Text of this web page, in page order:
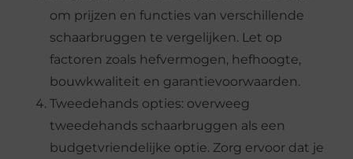
om prijzen en functies van verschillende
schaarbruggen te vergelijken. Let op
factoren zoals hefvermogen, hefhoogte,
bouwkwaliteit en garantievoorwaarden.
Tweedehands opties: overweeg
tweedehands schaarbruggen als een
budgetvriendelijke optie. Zorg ervoor dat je